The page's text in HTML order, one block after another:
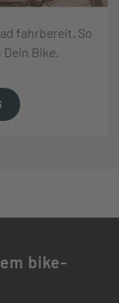
fahrbereit. So
Bike.
bike-